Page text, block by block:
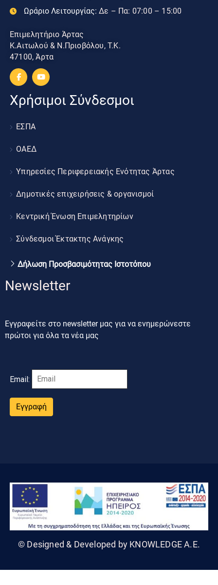
Ωράριο Λειτουργίας: Δε – Πα: 07:00 – 15:00
Επιμελητήριο Άρτας
Κ.Αιτωλού & Ν.Πριοβόλου, Τ.Κ.
47100, Άρτα
Χρήσιμοι Σύνδεσμοι
ΕΣΠΑ
ΟΑΕΔ
Υπηρεσίες Περιφερειακής Ενότητας Άρτας
Δημοτικές επιχειρήσεις & οργανισμοί
Κεντρική Ένωση Επιμελητηρίων
Σύνδεσμοι Έκτακτης Ανάγκης
Δήλωση Προσβασιμότητας Ιστοτόπου
Newsletter
Εγγραφείτε στο newsletter μας για να ενημερώνεστε
πρώτοι για όλα τα νέα μας
Email:
Εγγραφή
© Designed & Developed by KNOWLEDGE A.E.